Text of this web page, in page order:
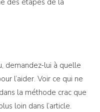
des étapes de la
demandez-lui à quelle
l’aider. Voir ce qui ne
la méthode crac que
loin dans l’article.